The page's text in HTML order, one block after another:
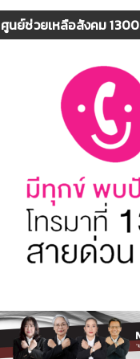
ศูนย์ช่วยเหลือสังคม 1300